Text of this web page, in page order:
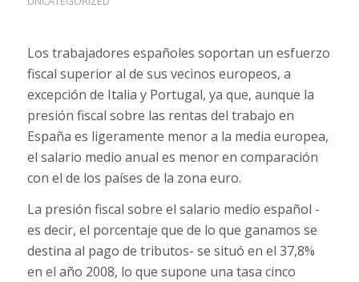
Los trabajadores españoles soportan un esfuerzo
fiscal superior al de sus vecinos europeos, a
excepción de Italia y Portugal, ya que, aunque la
presión fiscal sobre las rentas del trabajo en
España es ligeramente menor a la media europea,
el salario medio anual es menor en comparación
con el de los países de la zona euro.
La presión fiscal sobre el salario medio español -
es decir, el porcentaje que de lo que ganamos se
destina al pago de tributos- se situó en el 37,8%
en el año 2008, lo que supone una tasa cinco